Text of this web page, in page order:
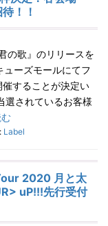
！！
の歌』のリリースを
ーズモールにてフ
することが決定い
選されているお客様
Label
2020 月と太
uP!!!先行受付